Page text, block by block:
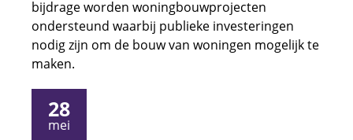
bijdrage worden woningbouwprojecten
ondersteund waarbij publieke investeringen
nodig zijn om de bouw van woningen mogelijk te
maken.
28
mei